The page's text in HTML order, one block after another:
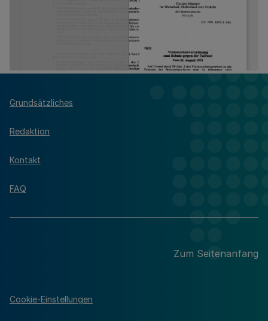
Grundsätzliches
Redaktion
Kontakt
FAQ
Zum Seitenanfang
Cookie-Einstellungen